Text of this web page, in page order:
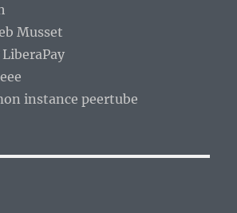
Musset
instance peertube